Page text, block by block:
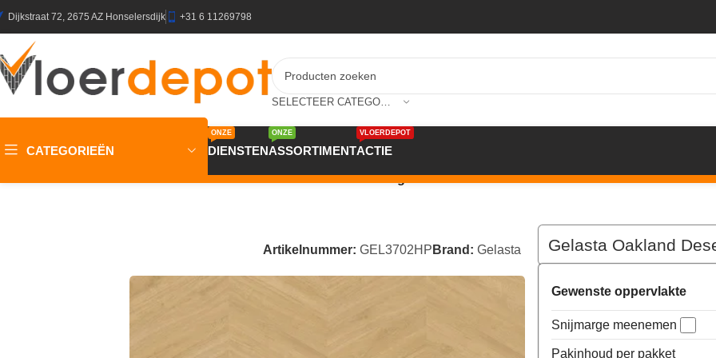
Dijkstraat 72, 2675 AZ Honselersdijk +31 6 11269798
CATEGORIEËN DIENSTEN
ONZE
ASSORTIMENT
ONZE
ACTIE
VLOERDEPOT
PVC Vloeren/Gelasta Oakland Desert Hongaarse Punt PVC 3702H
Artikelnummer: GEL3702HP Brand: Gelasta
Gelasta Oakland
Gewenste oppervlakte
Snijmarge meenemen
Pakinhoud per pakket